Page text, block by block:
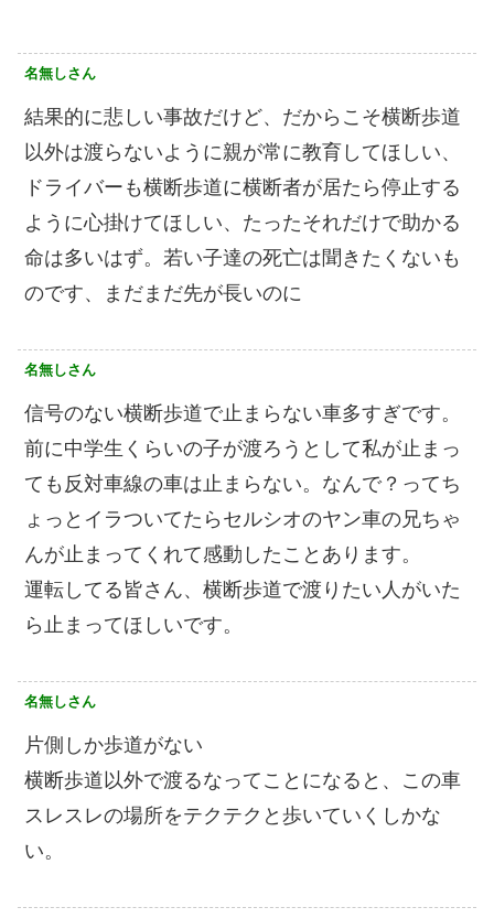
名無しさん
結果的に悲しい事故だけど、だからこそ横断歩道
以外は渡らないように親が常に教育してほしい、
ドライバーも横断歩道に横断者が居たら停止する
ように心掛けてほしい、たったそれだけで助かる
命は多いはず。若い子達の死亡は聞きたくないも
のです、まだまだ先が長いのに
名無しさん
信号のない横断歩道で止まらない車多すぎです。
前に中学生くらいの子が渡ろうとして私が止まっ
ても反対車線の車は止まらない。なんで？ってち
ょっとイラついてたらセルシオのヤン車の兄ちゃ
んが止まってくれて感動したことあります。
運転してる皆さん、横断歩道で渡りたい人がいた
ら止まってほしいです。
名無しさん
片側しか歩道がない
横断歩道以外で渡るなってことになると、この車
スレスレの場所をテクテクと歩いていくしかな
い。